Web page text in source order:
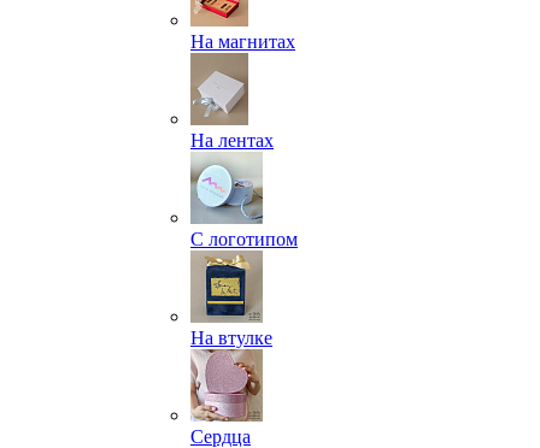
На магнитах
На лентах
С логотипом
На втулке
Сердца